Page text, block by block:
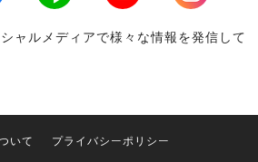
LINE Youtube
Instagram
ャルメディアで様々な情報を発信して
いて
プライバシーポリシー